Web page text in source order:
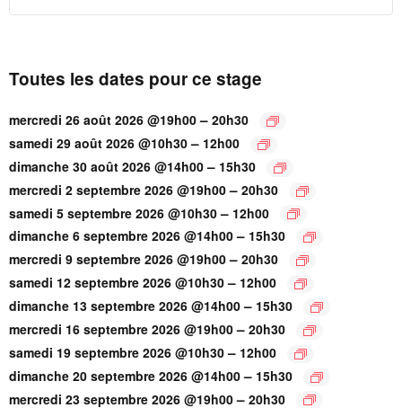
Toutes les dates pour ce stage
mercredi 26 août 2026 @19h00– 20h30
samedi 29 août 2026 @10h30– 12h00
dimanche 30 août 2026 @14h00– 15h30
mercredi 2 septembre 2026 @19h00– 20h30
samedi 5 septembre 2026 @10h30– 12h00
dimanche 6 septembre 2026 @14h00– 15h30
mercredi 9 septembre 2026 @19h00– 20h30
samedi 12 septembre 2026 @10h30– 12h00
dimanche 13 septembre 2026 @14h00– 15h30
mercredi 16 septembre 2026 @19h00– 20h30
samedi 19 septembre 2026 @10h30– 12h00
dimanche 20 septembre 2026 @14h00– 15h30
mercredi 23 septembre 2026 @19h00– 20h30